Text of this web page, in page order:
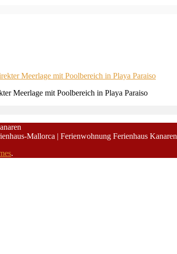
Meerlage mit Poolbereich in Playa Paraiso
Mallorca | Ferienwohnung Ferienhaus Kanaren
.